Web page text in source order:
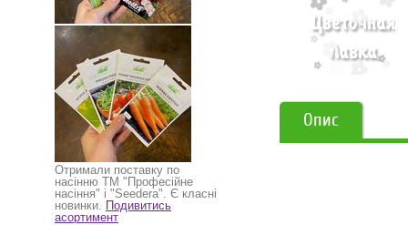
Отримали поставку по
насінню ТМ "Професійне
насіння" і "Seedera". Є класні
новинки. Подивитись
асортимент
Опис